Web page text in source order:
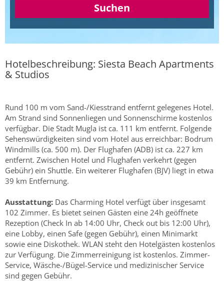
Suchen
Hotelbeschreibung: Siesta Beach Apartments
& Studios
Rund 100 m vom Sand-/Kiesstrand entfernt gelegenes Hotel.
Am Strand sind Sonnenliegen und Sonnenschirme kostenlos
verfügbar. Die Stadt Mugla ist ca. 111 km entfernt. Folgende
Sehenswürdigkeiten sind vom Hotel aus erreichbar: Bodrum
Windmills (ca. 500 m). Der Flughafen (ADB) ist ca. 227 km
entfernt. Zwischen Hotel und Flughafen verkehrt (gegen
Gebühr) ein Shuttle. Ein weiterer Flughafen (BJV) liegt in etwa
39 km Entfernung.
Ausstattung: Das Charming Hotel verfügt über insgesamt
102 Zimmer. Es bietet seinen Gästen eine 24h geöffnete
Rezeption (Check In ab 14:00 Uhr, Check out bis 12:00 Uhr),
eine Lobby, einen Safe (gegen Gebühr), einen Minimarkt
sowie eine Diskothek. WLAN steht den Hotelgästen kostenlos
zur Verfügung. Die Zimmerreinigung ist kostenlos. Zimmer-
Service, Wäsche-/Bügel-Service und medizinischer Service
sind gegen Gebühr.